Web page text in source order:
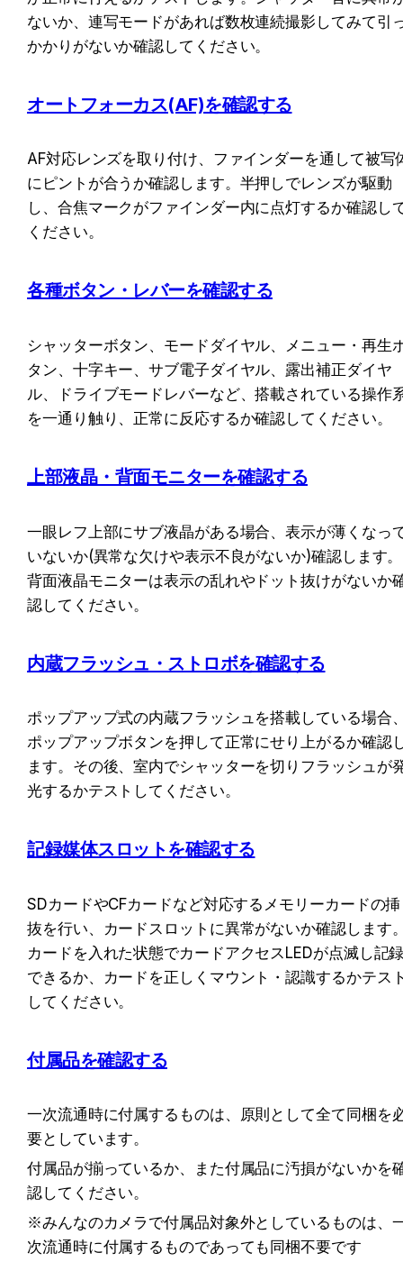
ないか、連写モードがあれば数枚連続撮影してみて引
かかりがないか確認してください。
オートフォーカス(AF)を確認する
AF対応レンズを取り付け、ファインダーを通して被写
にピントが合うか確認します。半押しでレンズが駆動
し、合焦マークがファインダー内に点灯するか確認し
ください。
各種ボタン・レバーを確認する
シャッターボタン、モードダイヤル、メニュー・再生
タン、十字キー、サブ電子ダイヤル、露出補正ダイヤ
ル、ドライブモードレバーなど、搭載されている操作
を一通り触り、正常に反応するか確認してください。
上部液晶・背面モニターを確認する
一眼レフ上部にサブ液晶がある場合、表示が薄くなっ
いないか(異常な欠けや表示不良がないか)確認します。
背面液晶モニターは表示の乱れやドット抜けがないか
認してください。
内蔵フラッシュ・ストロボを確認する
ポップアップ式の内蔵フラッシュを搭載している場合
ポップアップボタンを押して正常にせり上がるか確認
ます。その後、室内でシャッターを切りフラッシュが
光するかテストしてください。
記録媒体スロットを確認する
SDカードやCFカードなど対応するメモリーカードの挿
抜を行い、カードスロットに異常がないか確認します
カードを入れた状態でカードアクセスLEDが点滅し記
できるか、カードを正しくマウント・認識するかテス
してください。
付属品を確認する
一次流通時に付属するものは、原則として全て同梱を
要としています。
付属品が揃っているか、また付属品に汚損がないかを
認してください。
※みんなのカメラで付属品対象外としているものは、
次流通時に付属するものであっても同梱不要です